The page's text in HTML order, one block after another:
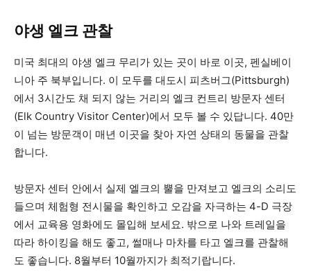
야생 엘크 관찰
미국 최대의 야생 엘크 무리가 있는 곳이 바로 이곳, 펜실베이
니아 주 북부입니다. 이 모두를 대도시 피츠버그(Pittsburgh)
에서 3시간도 채 되지 않는 거리의 엘크 컨트리 방문자 센터
(Elk Country Visitor Center)에서 모두 볼 수 있답니다. 40만
이 넘는 방문객이 매년 이곳을 찾아 자연 상태의 동물을 관찰
합니다.
방문자 센터 안에서 실제 엘크의 뿔을 만져보고 엘크의 소리도
들으며 체험형 전시물을 확인하고 오감을 자극하는 4-D 극장
에서 교육용 영화에도 몰입해 보세요. 밖으로 나와 트레일을
따라 하이킹을 해도 좋고, 썰매나 마차를 타고 엘크를 관찰해
도 좋습니다. 8월부터 10월까지가 최적기랍니다.